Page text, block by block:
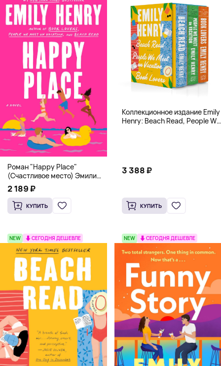
Роман "Happy Place"
(Счастливое место) Эмили
Генри | Твердый переплет
2 189 ₽
КУПИТЬ
Коллекционное издание Emily
Henry: Beach Read, People We
3 388 ₽
КУПИТЬ
NEW СЕГОДНЯ ДЕШЕВЛЕ NEW СЕГОДНЯ ДЕШЕВЛЕ